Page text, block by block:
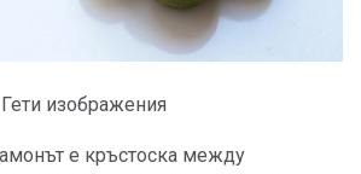
изображения
е кръстоска между